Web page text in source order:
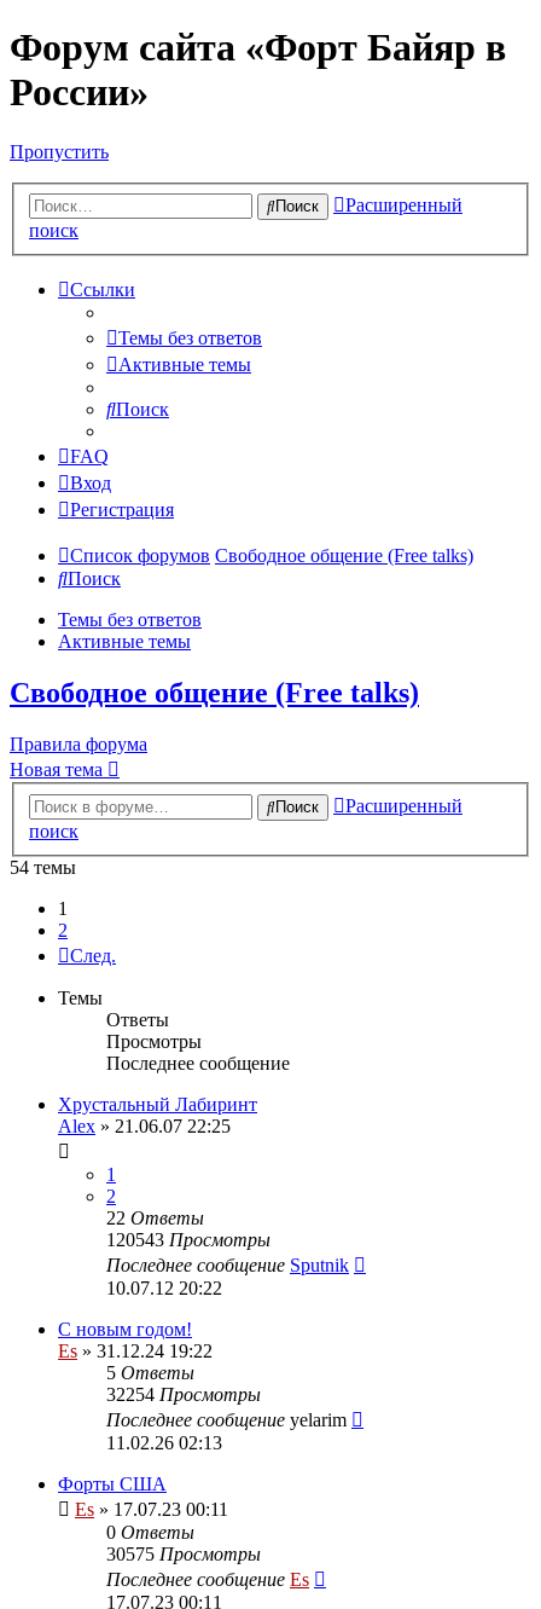
Форум сайта «Форт Байяр в
России»
Пропустить
Поиск
Расширенный
поиск
Ссылки
Темы без ответов
Активные темы
Поиск
FAQ
Вход
Регистрация
Список форумов Свободное общение (Free talks)
Поиск
Темы без ответов
Активные темы
Свободное общение (Free talks)
Правила форума
Новая тема
Поиск
Расширенный
поиск
54 темы
1
2
След.
Темы
Ответы
Просмотры
Последнее сообщение
Хрустальный Лабиринт
Alex » 21.06.07 22:25
1
2
22 Ответы
120543 Просмотры
Последнее сообщение Sputnik
10.07.12 20:22
С новым годом!
Es » 31.12.24 19:22
5 Ответы
32254 Просмотры
Последнее сообщение yelarim
11.02.26 02:13
Форты США
Es » 17.07.23 00:11
0 Ответы
30575 Просмотры
Последнее сообщение Es
17.07.23 00:11